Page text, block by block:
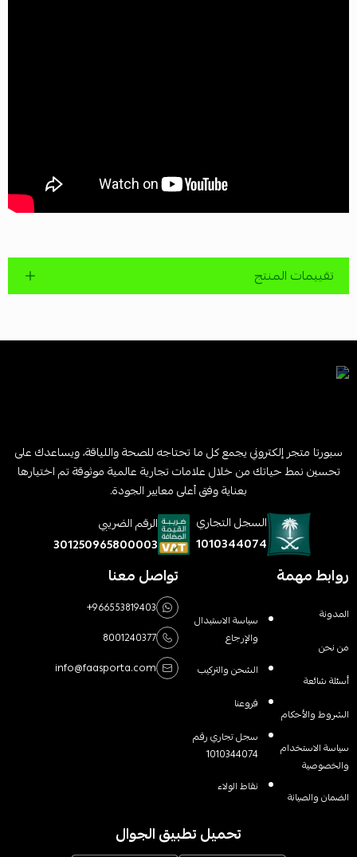
تقييمات المنتج
سبورتا متجر إلكتروني يجمع كل ما تحتاجه للصحة واللياقة، ويساعدك على
تحسين نمط حياتك من خلال علامات تجارية عالمية موثوقة تم اختيارها
بعناية وفق أعلى معايير الجودة.
السجل التجاري
1010344074
الرقم الضريبي
301250965800003
روابط مهمة
المدونة
من نحن
أسئلة شائعة
الشروط والأحكام
سياسة الاستخدام
والخصوصية
الضمان والصيانة
سياسة الاستبدال
والإرجاع
الشحن والتركيب
فروعنا
سجل تجاري رقم
1010344074
نقاط الولاء
تواصل معنا
+966553819403
8001240377
info@faasporta.com
تحميل تطبيق الجوال